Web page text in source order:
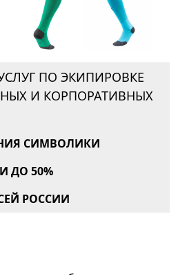
ПО ЭКИПИРОВКЕ
И КОРПОРАТИВНЫХ
СИМВОЛИКИ
ДО 50%
РОССИИ